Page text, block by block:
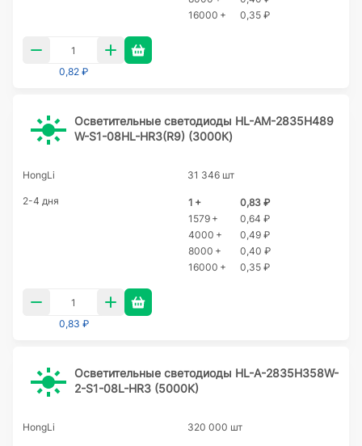
16000 +
0,35 ₽
0,82 ₽
Осветительные светодиоды HL-AM-2835H489
W-S1-08HL-HR3(R9) (3000К)
HongLi 31 346 шт
2-4 дня 1 +
0,83 ₽
1579 +
0,64 ₽
4000 +
0,49 ₽
8000 +
0,40 ₽
16000 +
0,35 ₽
0,83 ₽
Осветительные светодиоды HL-A-2835H358W-
2-S1-08L-HR3 (5000K)
HongLi 320 000 шт